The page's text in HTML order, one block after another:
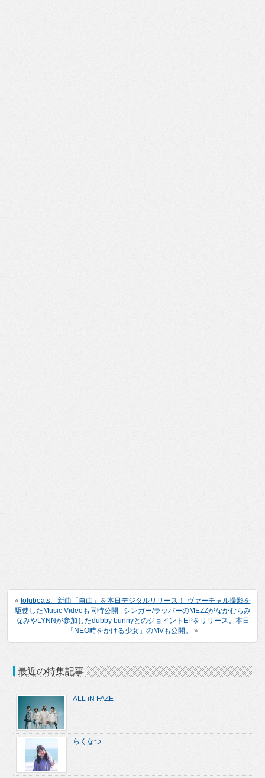
« tofubeats、新曲「自由」を本日デジタルリリース！ ヴァーチャル撮影を
駆使したMusic Videoも同時公開 | シンガー/ラッパーのMEZZがなかむらみ
なみやLYNNが参加したdubby bunnyとのジョイントEPをリリース。本日
「NEO時をかける少女」のMVも公開。
»
最近の特集記事
ALL iN FAZE
らくなつ